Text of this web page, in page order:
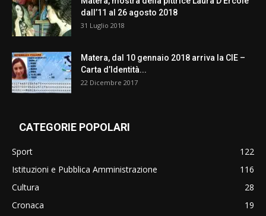
dall’11 al 26 agosto 2018
31 Luglio 2018
Matera, dal 10 gennaio 2018 arriva la CIE –
Carta d’Identità...
22 Dicembre 2017
CATEGORIE POPOLARI
Sport
122
Istituzioni e Pubblica Amministrazione
116
Cultura
28
Cronaca
19